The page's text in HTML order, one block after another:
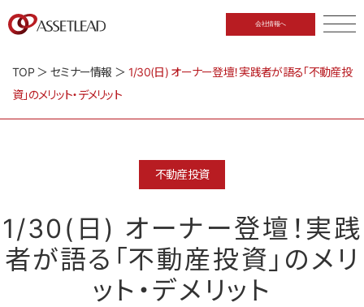
会社情報へ
TOP＞ セミナー情報 ＞ 1/30(日) オーナー登壇！実践者が語る「不動産投
資」のメリット・デメリット
不動産投資
1/30(日) オーナー登壇！実践
者が語る「不動産投資」のメリ
ット・デメリット